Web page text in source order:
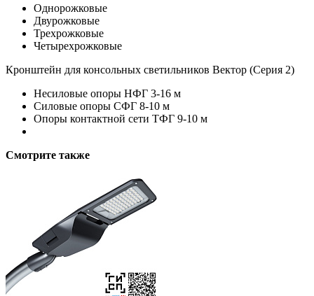
Однорожковые
Двурожковые
Трехрожковые
Четырехрожковые
Кронштейн для консольных светильников Вектор (Серия 2)
Несиловые опоры НФГ 3-16 м
Силовые опоры СФГ 8-10 м
Опоры контактной сети ТФГ 9-10 м
Смотрите также